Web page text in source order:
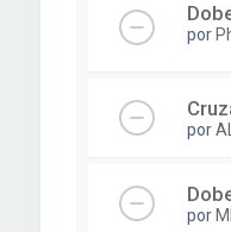
por
por
por